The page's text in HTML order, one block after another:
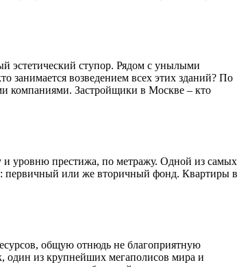
эстетический ступор. Рядом с унылыми
возведением всех этих зданий? По
компаниями. Застройщики в Москве – кто
и уровню престижа, по метражу. Одной из самых
первичный или же вторичный фонд. Квартиры в
общую отнюдь не благоприятную
один из крупнейших мегаполисов мира и